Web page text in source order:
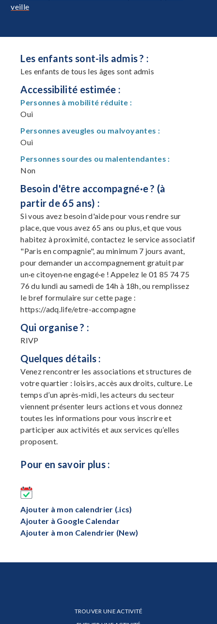
veille
Les enfants sont-ils admis ? :
Les enfants de tous les âges sont admis
Accessibilité estimée :
Personnes à mobilité réduite :
Oui
Personnes aveugles ou malvoyantes :
Oui
Personnes sourdes ou malentendantes :
Non
Besoin d'être accompagné·e ? (à
partir de 65 ans) :
Si vous avez besoin d'aide pour vous rendre sur
place, que vous avez 65 ans ou plus, et que vous
habitez à proximité, contactez le service associatif
"Paris en compagnie", au minimum 7 jours avant,
pour demander un accompagnement gratuit par
un·e citoyen·ne engagé·e ! Appelez le 01 85 74 75
76 du lundi au samedi de 14h à 18h, ou remplissez
le bref formulaire sur cette page :
https://adq.life/etre-accompagne
Qui organise ? :
RIVP
Quelques détails :
Venez rencontrer les associations et structures de
votre quartier : loisirs, accès aux droits, culture. Le
temps d’un après-midi, les acteurs du secteur
viennent présenter leurs actions et vous donnez
toutes les informations pour vous inscrire et
participer aux activités et aux services qu’elles
proposent.
Pour en savoir plus :
Ajouter à mon calendrier (.ics)
Ajouter à Google Calendar
Ajouter à mon Calendrier (New)
TROUVER UNE ACTIVITÉ